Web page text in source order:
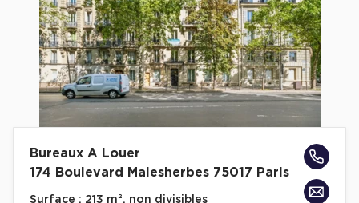
Bureaux A Louer
174 Boulevard Malesherbes 75017 Paris
Surface : 213 m², non divisibles